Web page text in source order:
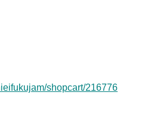
shopcart/216776